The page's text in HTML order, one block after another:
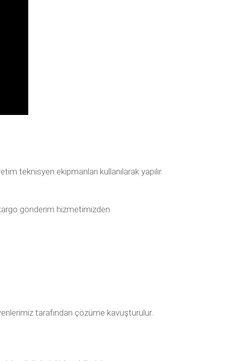
teknisyen ekipmanları kullanılarak yapılır.
gönderim hizmetimizden
tarafından çözüme kavuşturulur.